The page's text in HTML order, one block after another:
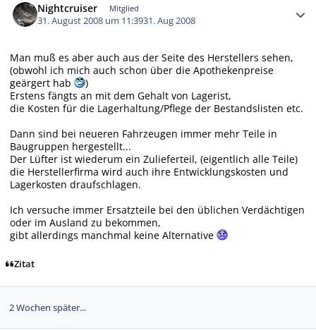
Nightcruiser Mitglied
31. August 2008 um 11:3931. Aug 2008
Man muß es aber auch aus der Seite des Herstellers sehen,
(obwohl ich mich auch schon über die Apothekenpreise
geärgert hab
)
Erstens fängts an mit dem Gehalt von Lagerist,
die Kosten für die Lagerhaltung/Pflege der Bestandslisten etc.
Dann sind bei neueren Fahrzeugen immer mehr Teile in
Baugruppen hergestellt...
Der Lüfter ist wiederum ein Zulieferteil, (eigentlich alle Teile)
die Herstellerfirma wird auch ihre Entwicklungskosten und
Lagerkosten draufschlagen.
Ich versuche immer Ersatzteile bei den üblichen Verdächtigen
oder im Ausland zu bekommen,
gibt allerdings manchmal keine Alternative
Zitat
2 Wochen später...